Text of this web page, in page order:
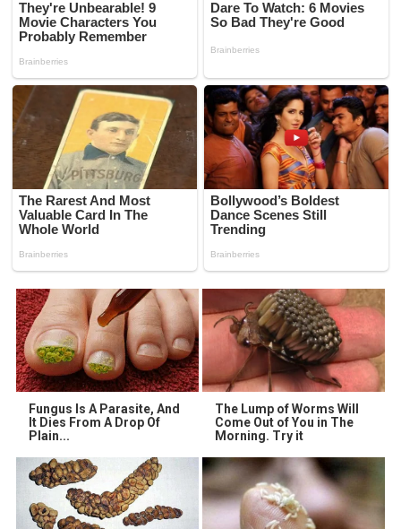
Fungus Is A Parasite, And
It Dies From A Drop Of
Plain...
The Lump of Worms Will
Come Out of You in The
Morning. Try it